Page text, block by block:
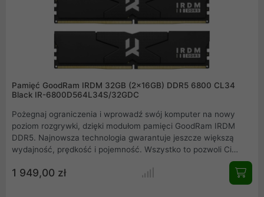
Pamięć GoodRam IRDM 32GB (2x16GB) DDR5 6800 CL34
Black IR-6800D564L34S/32GDC
Pożegnaj ograniczenia i wprowadź swój komputer na nowy
poziom rozgrywki, dzięki modułom pamięci GoodRam IRDM
DDR5. Najnowsza technologia gwarantuje jeszcze większą
wydajność, prędkość i pojemność. Wszystko to pozwoli Ci
kompatybilnych ze standardem DDR5. Dołącz do grona
1 949,00 zł